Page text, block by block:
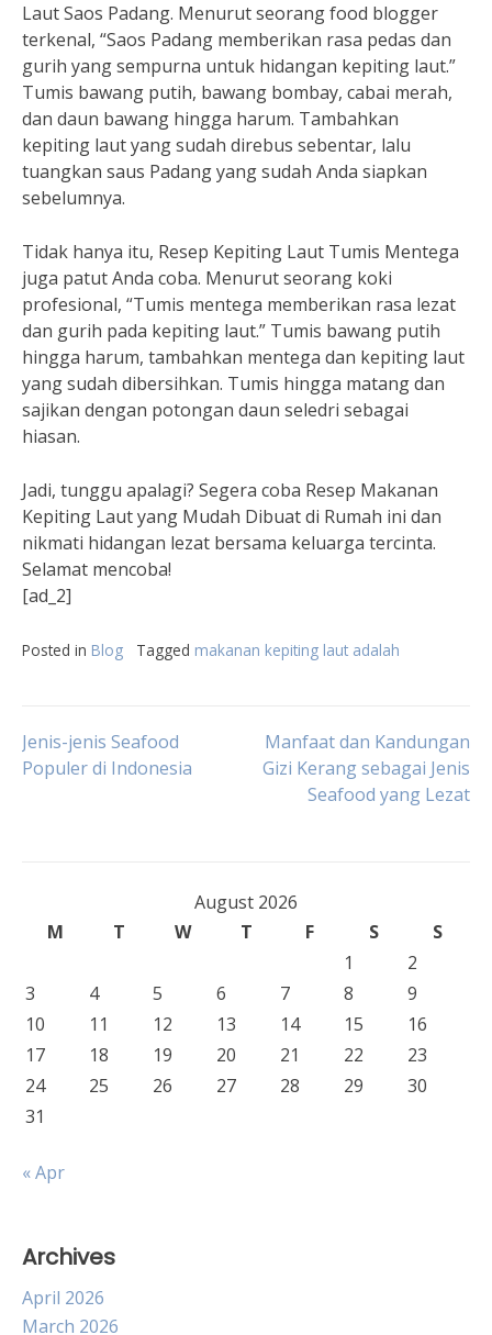
Laut Saos Padang. Menurut seorang food blogger
terkenal, “Saos Padang memberikan rasa pedas dan
gurih yang sempurna untuk hidangan kepiting laut.”
Tumis bawang putih, bawang bombay, cabai merah,
dan daun bawang hingga harum. Tambahkan
kepiting laut yang sudah direbus sebentar, lalu
tuangkan saus Padang yang sudah Anda siapkan
sebelumnya.
Tidak hanya itu, Resep Kepiting Laut Tumis Mentega
juga patut Anda coba. Menurut seorang koki
profesional, “Tumis mentega memberikan rasa lezat
dan gurih pada kepiting laut.” Tumis bawang putih
hingga harum, tambahkan mentega dan kepiting laut
yang sudah dibersihkan. Tumis hingga matang dan
sajikan dengan potongan daun seledri sebagai
hiasan.
Jadi, tunggu apalagi? Segera coba Resep Makanan
Kepiting Laut yang Mudah Dibuat di Rumah ini dan
nikmati hidangan lezat bersama keluarga tercinta.
Selamat mencoba!
[ad_2]
Posted in Blog Tagged makanan kepiting laut adalah
Post
Jenis-jenis Seafood
Populer di Indonesia
Manfaat dan Kandungan
Gizi Kerang sebagai Jenis
Seafood yang Lezat
August 2026
M
T W T F S
S
1
2
3
4 5 6 7 8
9
10
11 12 13 14 15
16
17
18 19 20 21 22
23
24
25 26 27 28 29
30
31
« Apr
Archives
April 2026
March 2026